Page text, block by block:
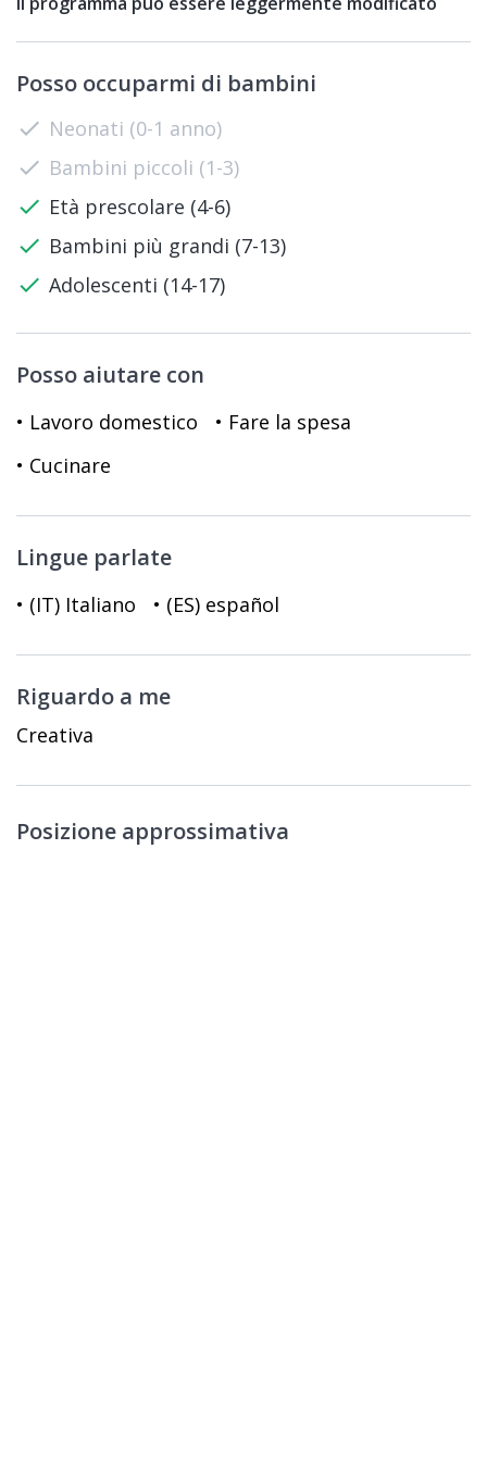
Posso occuparmi di bambini
check Neonati (0-1 anno)
check Bambini piccoli (1-3)
check Età prescolare (4-6)
check Bambini più grandi (7-13)
check Adolescenti (14-17)
Posso aiutare con
• Lavoro domestico
• Fare la spesa
• Cucinare
Lingue parlate
• (IT) Italiano • (ES) español
Riguardo a me
Creativa
Posizione approssimativa